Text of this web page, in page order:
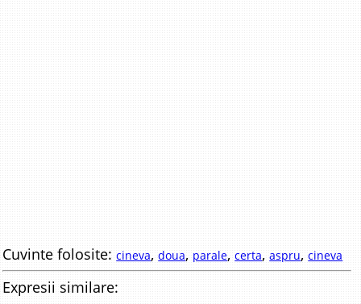
Cuvinte folosite:cineva,doua, parale,certa,aspru,cineva
Expresii similare: